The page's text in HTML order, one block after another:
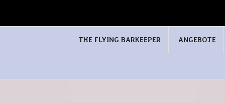
THE FLYING BARKEEPER ANGEBOTE